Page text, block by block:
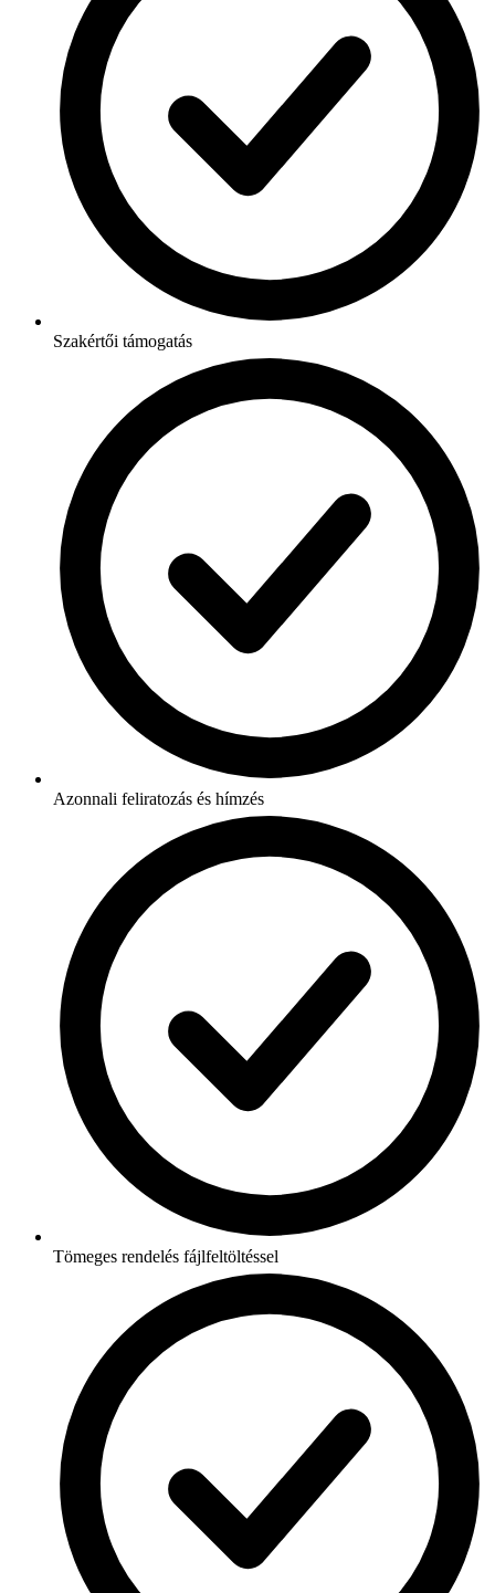
Szakértői támogatás
Azonnali feliratozás és hímzés
Tömeges rendelés fájlfeltöltéssel